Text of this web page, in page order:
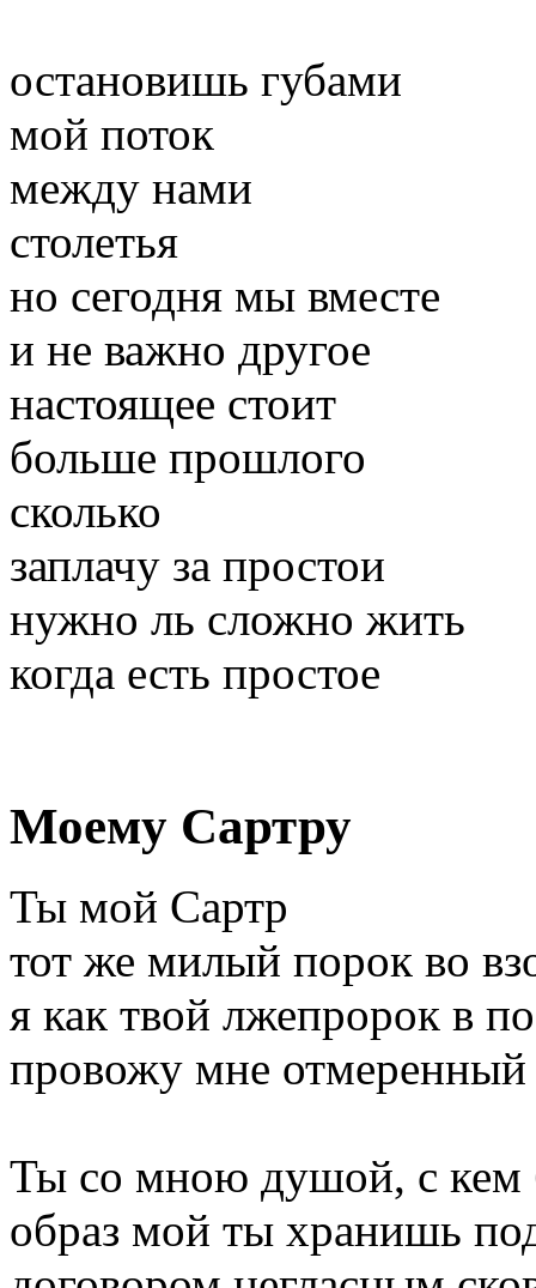
остановишь губами
мой поток
между нами
столетья
но сегодня мы вместе
и не важно другое
настоящее стоит
больше прошлого
сколько
заплачу за простои
нужно ль сложно жить
когда есть простое
Моему Сартру
Ты мой Сартр
тот же милый порок во
я как твой лжепророк в
провожу мне отмеренный
Ты со мною душой, с
образ мой ты хранишь